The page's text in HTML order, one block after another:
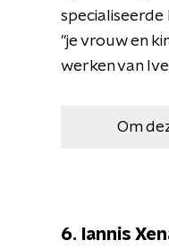
specialiseerde
"je vrouw en
werken van
Om
6. Iannis